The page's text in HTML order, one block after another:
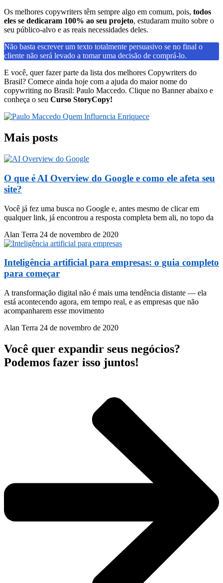
Os melhores copywriters têm sempre algo em comum, pois, todos
eles se dedicaram 100% ao seu projeto, estudaram muito sobre o
seu público-alvo e as reais necessidades deles.
Não basta escrever um texto totalmente persuasivo se no final o
cliente não será levado a tomar uma decisão de comprá-lo.
E você, quer fazer parte da lista dos melhores Copywriters do
Brasil? Comece ainda hoje com a ajuda do maior nome do
copywriting no Brasil: Paulo Maccedo. Clique no Banner abaixo e
conheça o seu Curso StoryCopy!
Mais posts
O que é AI Overview do Google e como ele afeta seu
site?
Você já fez uma busca no Google e, antes mesmo de clicar em
qualquer link, já encontrou a resposta completa bem ali, no topo da
Alan Terra 24 de novembro de 2020
Inteligência artificial para empresas: o guia completo
para começar
A transformação digital não é mais uma tendência distante — ela
está acontecendo agora, em tempo real, e as empresas que não
acompanharem esse movimento
Alan Terra 24 de novembro de 2020
Você quer expandir seus negócios?
Podemos fazer isso juntos!